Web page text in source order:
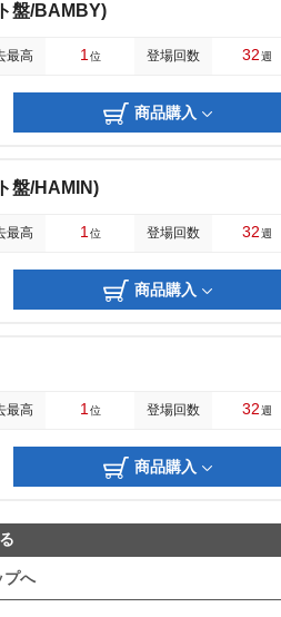
盤/BAMBY)
最高 1 位 登場回数 32週
商品購入
盤/HAMIN)
最高 1 位 登場回数 32週
商品購入
最高 1 位 登場回数 32週
商品購入
プへ